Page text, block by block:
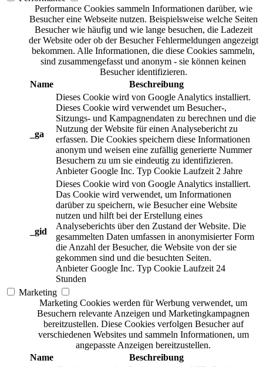
Performance Cookies sammeln Informationen darüber, wie
Besucher eine Webseite nutzen. Beispielsweise welche Seiten
Besucher wie häufig und wie lange besuchen, die Ladezeit
der Website oder ob der Besucher Fehlermeldungen angezeigt
bekommen. Alle Informationen, die diese Cookies sammeln,
sind zusammengefasst und anonym - sie können keinen
Besucher identifizieren.
Name
Beschreibung
_ga
Dieses Cookie wird von Google Analytics installiert.
Dieses Cookie wird verwendet um Besucher-,
Sitzungs- und Kampagnendaten zu berechnen und die
Nutzung der Website für einen Analysebericht zu
erfassen. Die Cookies speichern diese Informationen
anonym und weisen eine zufällig generierte Nummer
Besuchern zu um sie eindeutig zu identifizieren.
Anbieter Google Inc. Typ Cookie Laufzeit 2 Jahre
_gid
Dieses Cookie wird von Google Analytics installiert.
Das Cookie wird verwendet, um Informationen
darüber zu speichern, wie Besucher eine Website
nutzen und hilft bei der Erstellung eines
Analyseberichts über den Zustand der Website. Die
gesammelten Daten umfassen in anonymisierter Form
die Anzahl der Besucher, die Website von der sie
gekommen sind und die besuchten Seiten.
Anbieter Google Inc. Typ Cookie Laufzeit 24
Stunden
Marketing
Marketing Cookies werden für Werbung verwendet, um
Besuchern relevante Anzeigen und Marketingkampagnen
bereitzustellen. Diese Cookies verfolgen Besucher auf
verschiedenen Websites und sammeln Informationen, um
angepasste Anzeigen bereitzustellen.
Name
Beschreibung